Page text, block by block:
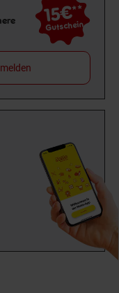
15€**
Gutschein